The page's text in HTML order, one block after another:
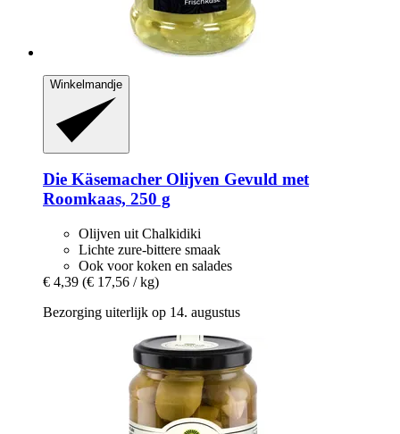
Winkelmandje
Die Käsemacher Olijven Gevuld met
Roomkaas, 250 g
Olijven uit Chalkidiki
Lichte zure-bittere smaak
Ook voor koken en salades
€ 4,39 (€ 17,56 / kg)
Bezorging uiterlijk op 14. augustus